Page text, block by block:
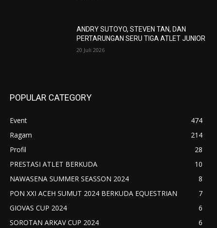
ANDRY SUTOYO, STEVEN TAN, DAN
PERTARUNGAN SERU TIGA ATLET JUNIOR
20 Juli 2026
POPULAR CATEGORY
Event
474
Ragam
214
Profil
28
PRESTASI ATLET BERKUDA
10
NAWASENA SUMMER SEASSON 2024
8
PON XXI ACEH SUMUT 2024 BERKUDA EQUESTRIAN
7
GIOVAS CUP 2024
6
SOROTAN ARKAV CUP 2024
6